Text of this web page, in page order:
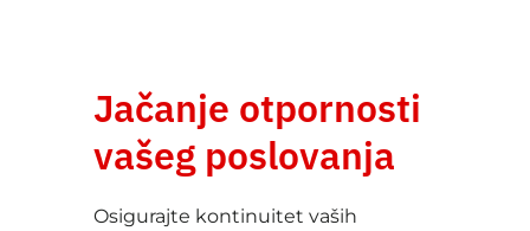
Jačanje otpornosti
vašeg poslovanja
Osigurajte kontinuitet vaših